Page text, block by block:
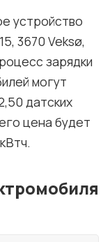
устройство
3670 Veksø,
зарядки
могут
датских
цена будет